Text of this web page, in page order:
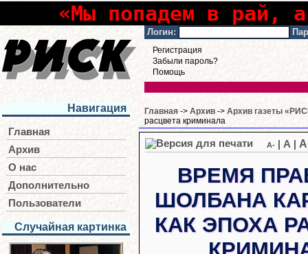
«Мы попадем в рай,
Логин:
Регистрация
Забыли пароль?
Помощь
Навигация
Главная
Архив
О нас
Дополнительно
Пользователи
Случайная картинка
Главная -> Архив -> Архив газеты
расцвета криминала
A- A
ВРЕМЯ
ШОЛБАНА
КАК ЭПОХА